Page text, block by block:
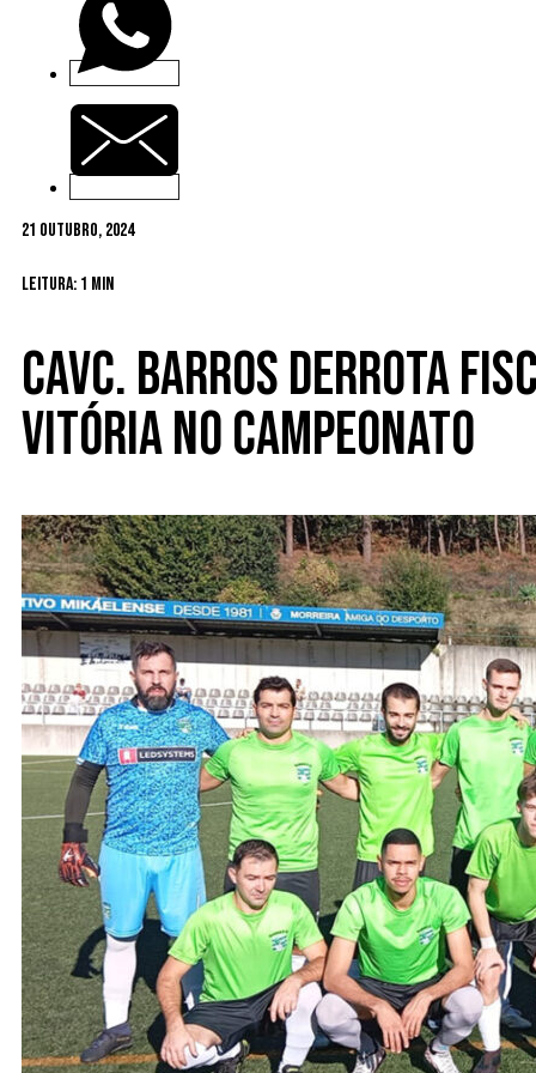
21 Outubro, 2024
Leitura: 1 min
CAVC. Barros derrota
vitória no campeonato